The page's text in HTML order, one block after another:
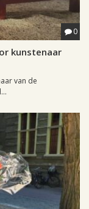
0
kunstenaar
van de